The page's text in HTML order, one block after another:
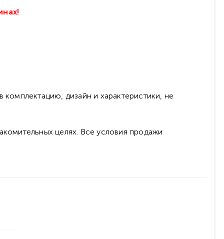
дизайн и характеристики, не
целях. Все условия продажи